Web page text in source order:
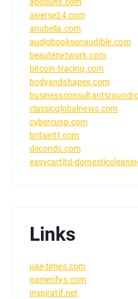
aiverse24.com
anubella.com
audiobooksonaudible.com
beautenetwork.com
bitcoin-tracing.com
bodyandshapes.com
classicglobalnews.com
cybercusp.com
britaintt.com
deconds.com
easycartltd-
Links
uae-times.com
gamerifys.com
inspiratif.net